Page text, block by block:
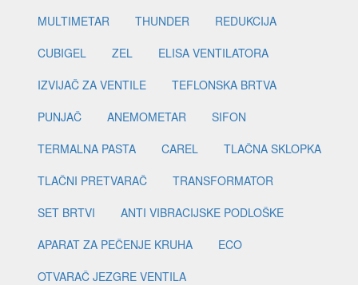
MULTIMETAR
THUNDER
REDUKCIJA
CUBIGEL
ZEL
ELISA VENTILATORA
IZVIJAČ ZA VENTILE
TEFLONSKA BRTVA
PUNJAČ
ANEMOMETAR
SIFON
TERMALNA PASTA
CAREL
TLAČNA SKLOPKA
TLAČNI PRETVARAČ
TRANSFORMATOR
SET BRTVI
ANTI VIBRACIJSKE PODLOŠKE
APARAT ZA PEČENJE KRUHA
ECO
OTVARAČ JEZGRE VENTILA